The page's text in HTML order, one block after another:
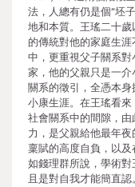
法，人總有仍是個“坯
地和本質。王瑤二十
的傳統對他的家庭生
中，更重視父子關系
家，他的父親只是一
關系的徵引，全憑本
小康生涯。在王瑤看
社會關系中的間隙，
力，是父親給他最年
稟賦的高度自負，以
如錢理群所說，學術
且是對自我才能簡直